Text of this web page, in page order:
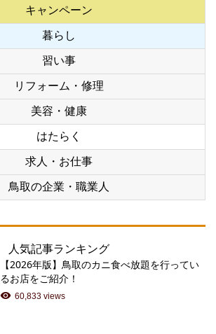
キャンペーン
暮らし
習い事
リフォーム・修理
美容・健康
はたらく
求人・お仕事
鳥取の企業・職業人
人気記事ランキング
【2026年版】鳥取のカニ食べ放題を行ってい
るお店をご紹介！
60,833 views